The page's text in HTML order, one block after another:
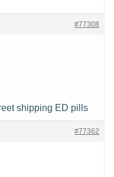
#77308
shipping ED pills
#77362